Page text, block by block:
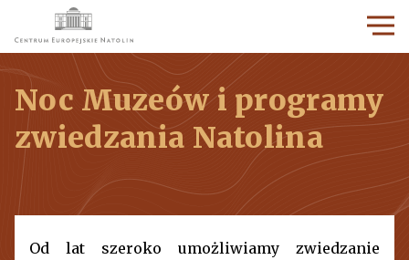
Noc Muzeów i programy
zwiedzania Natolina
Od lat szeroko umożliwiamy zwiedzanie